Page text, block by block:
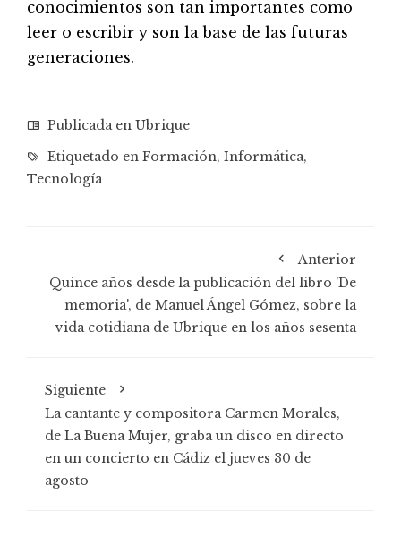
conocimientos son tan importantes como
leer o escribir y son la base de las futuras
generaciones.
Publicada en Ubrique
Etiquetado en Formación, Informática,
Tecnología
Anterior
Quince años desde la publicación del libro 'De
memoria', de Manuel Ángel Gómez, sobre la
vida cotidiana de Ubrique en los años sesenta
Siguiente
La cantante y compositora Carmen Morales,
de La Buena Mujer, graba un disco en directo
en un concierto en Cádiz el jueves 30 de
agosto